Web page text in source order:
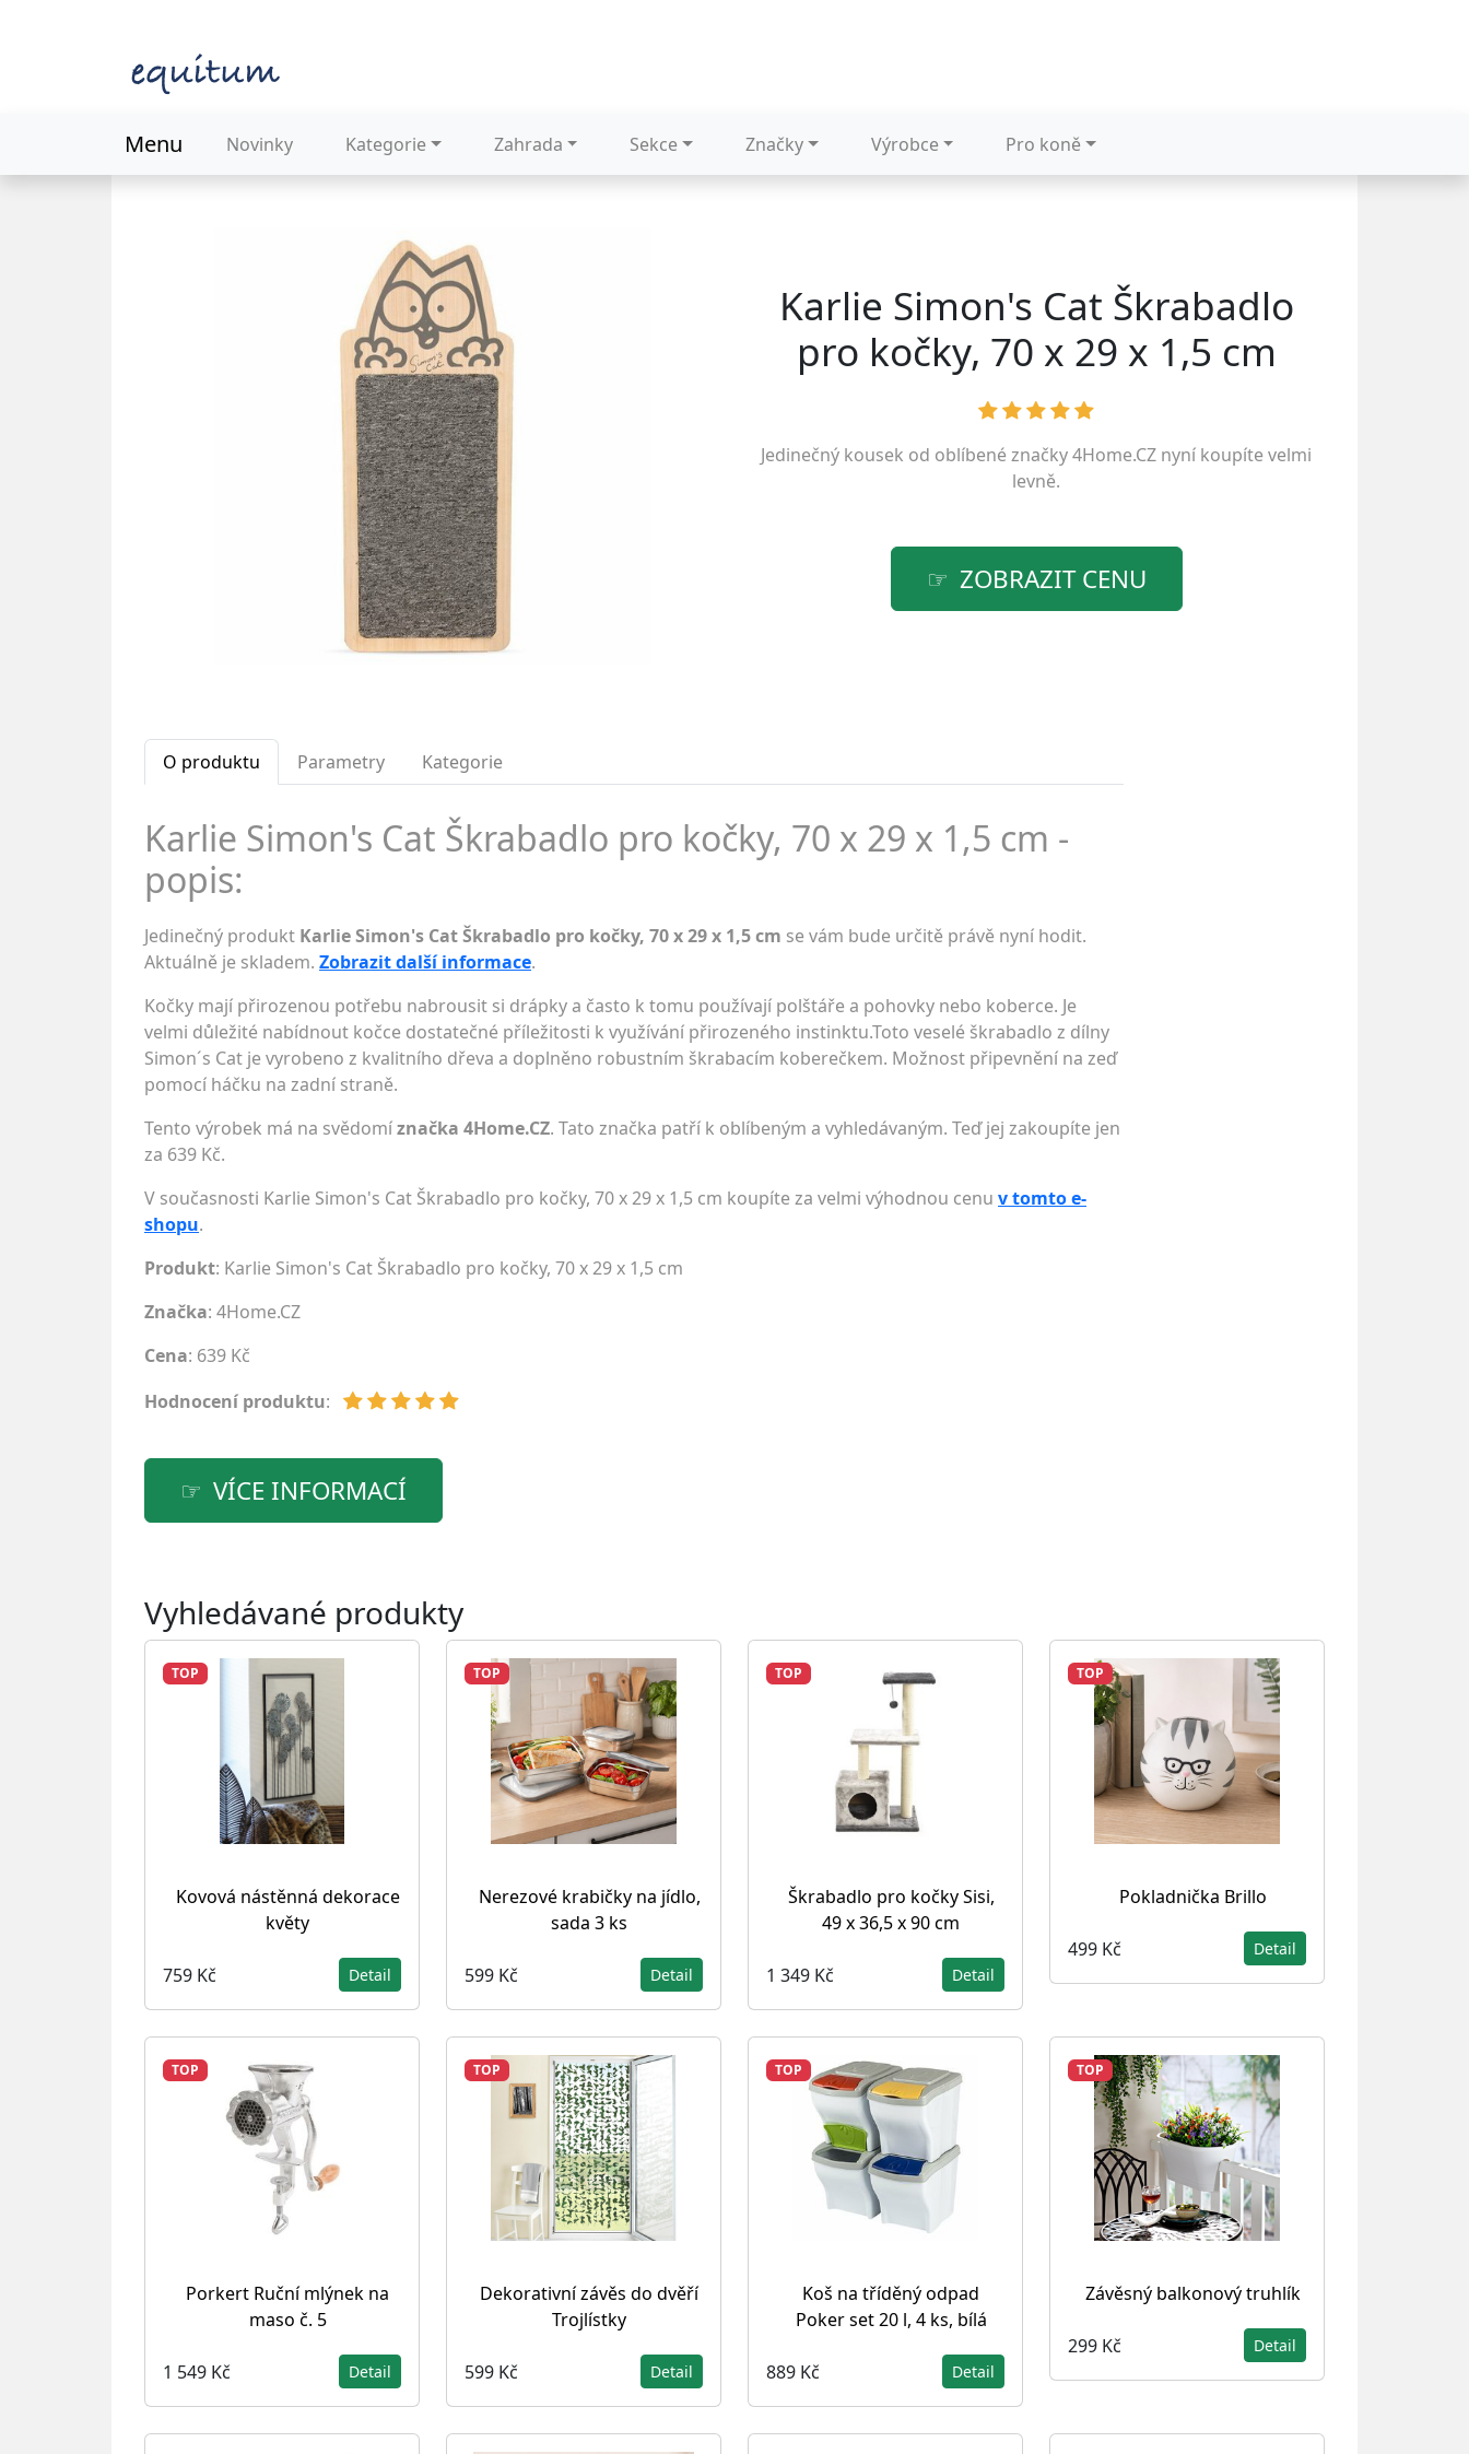
Menu Novinky Kategorie Zahrada Sekce Značky Výrobce Pro koně
Karlie Simon's Cat Škrabadlo
pro kočky, 70 x 29 x 1,5 cm
Jedinečný kousek od oblíbené značky4Home.CZ nyní koupíte velmi
levně.
ZOBRAZIT CENU
O produktu Parametry Kategorie
Karlie Simon's Cat Škrabadlo pro kočky, 70 x 29 x 1,5 cm -
popis:
Jedinečný produkt Karlie Simon's Cat Škrabadlo pro kočky, 70 x 29 x 1,5 cm se vám bude určitě právě nyní hodit.
Aktuálně je skladem. Zobrazit další informace.
Kočky mají přirozenou potřebu nabrousit si drápky a často k tomu používají polštáře a pohovky nebo koberce. Je
velmi důležité nabídnout kočce dostatečné příležitosti k využívání přirozeného instinktu.Toto veselé škrabadlo z dílny
Simon´s Cat je vyrobeno z kvalitního dřeva a doplněno robustním škrabacím koberečkem. Možnost připevnění na zeď
pomocí háčku na zadní straně.
Tento výrobek má na svědomíznačka 4Home.CZ. Tato značka patří k oblíbeným a vyhledávaným. Teď jej zakoupíte jen
za 639 Kč.
V současnosti Karlie Simon's Cat Škrabadlo pro kočky, 70 x 29 x 1,5 cm koupíte za velmi výhodnou cenu v tomto e-
shopu.
Produkt: Karlie Simon's Cat Škrabadlo pro kočky, 70 x 29 x 1,5 cm
Značka: 4Home.CZ
Cena: 639 Kč
Hodnocení produktu:
VÍCE INFORMACÍ
Vyhledávané produkty
TOP
Kovová nástěnná dekorace
květy
759 Kč Detail
TOP
Nerezové krabičky na jídlo,
sada 3 ks
599 Kč Detail
TOP
Škrabadlo pro kočky Sisi,
49 x 36,5 x 90 cm
1 349 Kč Detail
TOP
Pokladnička Brillo
499 Kč Detail
TOP
Porkert Ruční mlýnek na
maso č. 5
1 549 Kč Detail
TOP
Dekorativní závěs do dvěří
Trojlístky
599 Kč Detail
TOP
Koš na tříděný odpad
Poker set 20 l, 4 ks, bílá
889 Kč Detail
TOP
Závěsný balkonový truhlík
299 Kč Detail